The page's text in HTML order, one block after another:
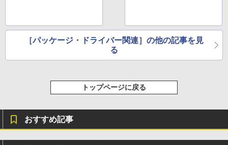
［パッケージ・ドライバー関連］の他の記事を見
る
トップページに戻る
おすすめ記事